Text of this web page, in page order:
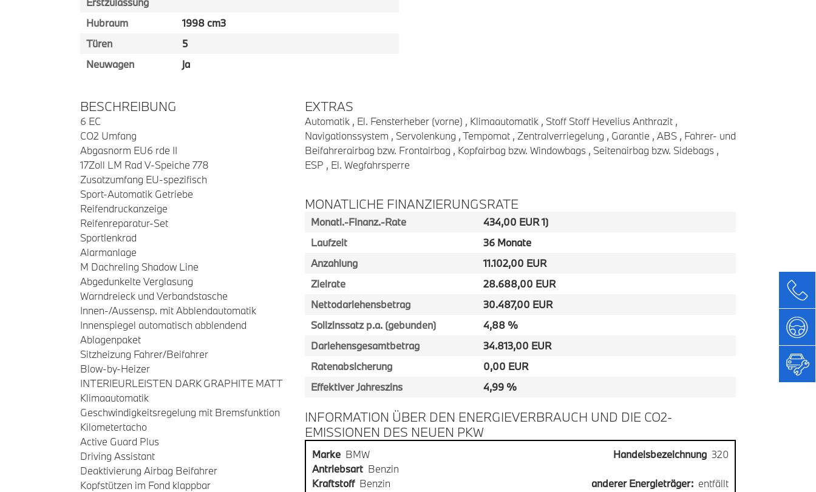
Hubraum
1998 cm3
Türen
5
Neuwagen
ja
BESCHREIBUNG
6 EC
CO2 Umfang
Abgasnorm EU6 rde II
17Zoll LM Rad V-Speiche 778
Zusatzumfang EU-spezifisch
Sport-Automatik Getriebe
Reifendruckanzeige
Reifenreparatur-Set
Sportlenkrad
Alarmanlage
M Dachreling Shadow Line
Abgedunkelte Verglasung
Warndreieck und Verbandstasche
Innen-/Aussensp. mit Abblendautomatik
Innenspiegel automatisch abblendend
Ablagenpaket
Sitzheizung Fahrer/Beifahrer
Blow-by-Heizer
INTERIEURLEISTEN DARK GRAPHITE MATT
Klimaautomatik
Geschwindigkeitsregelung mit Bremsfunktion
Kilometertacho
Active Guard Plus
Driving Assistant
Deaktivierung Airbag Beifahrer
Kopfstützen im Fond klappbar
EXTRAS
Automatik , El. Fensterheber (vorne) , Klimaautomatik , Stoff Stoff Hevelius Anthrazit ,
Navigationssystem , Servolenkung , Tempomat , Zentralverriegelung , Garantie , ABS , Fahrer- und
Beifahrerairbag bzw. Frontairbag , Kopfairbag bzw. Windowbags , Seitenairbag bzw. Sidebags ,
ESP , El. Wegfahrsperre
MONATLICHE FINANZIERUNGSRATE
Monatl.-Finanz.-Rate
434,00 EUR 1)
Laufzeit
36 Monate
Anzahlung
11.102,00 EUR
Zielrate
28.688,00 EUR
Nettodarlehensbetrag
30.487,00 EUR
Sollzinssatz p.a. (gebunden)
4,88 %
Darlehensgesamtbetrag
34.813,00 EUR
Ratenabsicherung
0,00 EUR
Effektiver Jahreszins
4,99 %
INFORMATION ÜBER DEN ENERGIEVERBRAUCH UND DIE CO2-
EMISSIONEN DES NEUEN PKW
Marke BMW Handelsbezeichnung 320
Antriebsart Benzin
Kraftstoff Benzin anderer Energieträger: entfällt